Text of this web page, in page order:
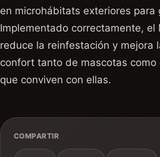
en microhábitats exteriores para
Implementado correctamente, el
reduce la reinfestación y mejora
confort tanto de mascotas como
que conviven con ellas.
COMPARTIR